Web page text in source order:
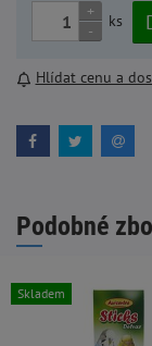
+
-
ks
Hlídat cenu a
Podobné
Skladem